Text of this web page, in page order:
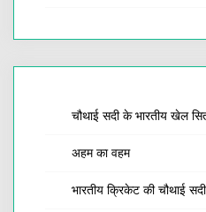
चौथाई सदी के भारतीय खेल
अहम का वहम
भारतीय क्रिकेट की चौथाई